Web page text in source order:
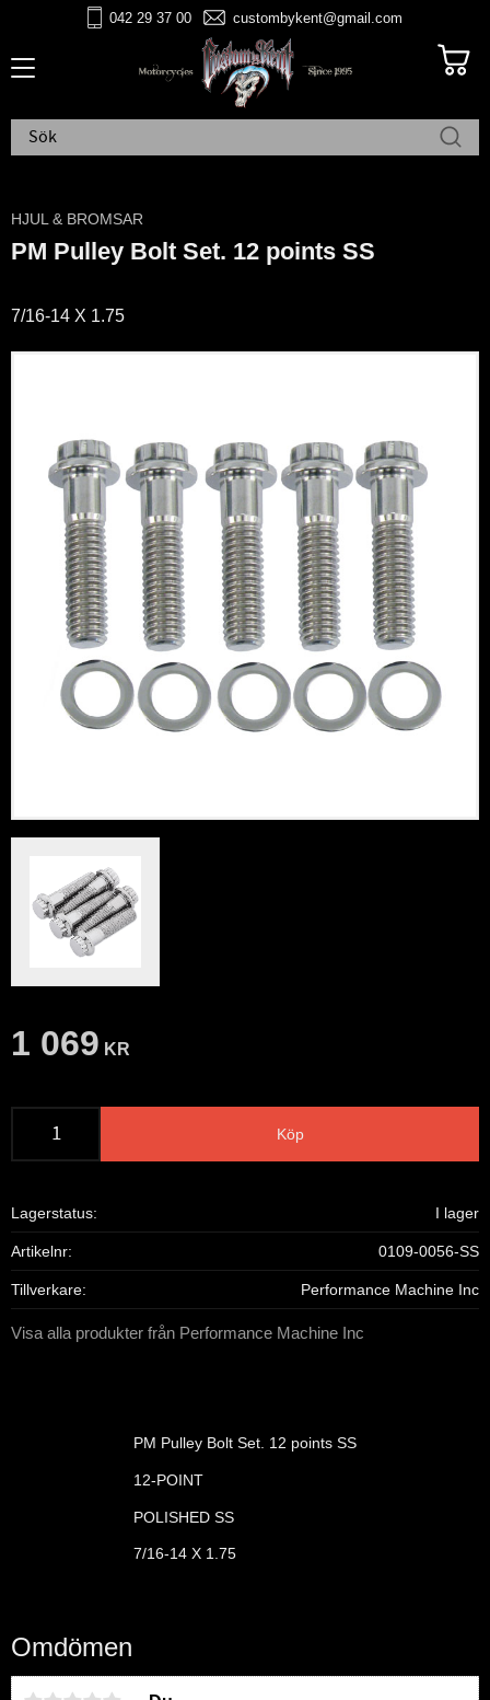
042 29 37 00 custombykent@gmail.com
HJUL & BROMSAR
PM Pulley Bolt Set. 12 points SS
7/16-14 X 1.75
1 069 KR
Köp
Lagerstatus I lager
Artikelnr 0109-0056-SS
Tillverkare Performance Machine Inc
Visa alla produkter från Performance Machine Inc
PM Pulley Bolt Set. 12 points SS
12-POINT
POLISHED SS
7/16-14 X 1.75
Omdömen